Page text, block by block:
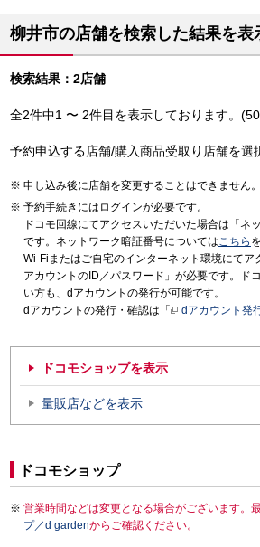
柳井市の店舗を検索した結果を表
検索結果：2店舗
全2件中1 〜 2件目を表示しております。
予約申込する店舗/購入商品受取り店舗を選
申し込み後に店舗を変更することはできません。
予約手続きにはログインが必要です。
ドコモ回線にてアクセスいただいた場合は「ネ
です。ネットワーク暗証番号についてはこちら
Wi-Fiまたはご自宅のインターネット環境にてア
アカウントのID／パスワード」が必要です。ド
い方も、dアカウントの発行が可能です。
dアカウントの発行・確認は「
dアカウント発
ドコモショップを表示
量販店などを表示
ドコモショップ
営業時間などは変更となる場合がございます。
プ／d gardenからご確認ください。